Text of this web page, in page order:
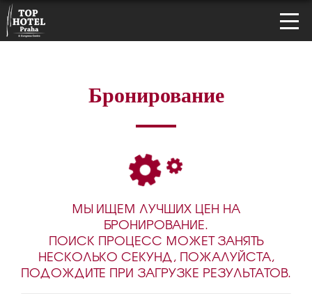
Бронирование
МЫ ИЩЕМ ЛУЧШИХ ЦЕН НА
БРОНИРОВАНИЕ.
ПОИСК ПРОЦЕСС МОЖЕТ ЗАНЯТЬ
НЕСКОЛЬКО СЕКУНД, ПОЖАЛУЙСТА,
ПОДОЖДИТЕ ПРИ ЗАГРУЗКЕ РЕЗУЛЬТАТОВ.